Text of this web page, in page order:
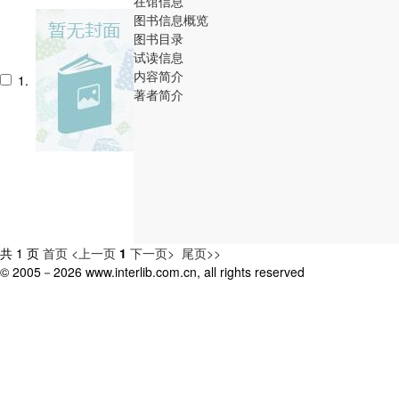
1.
图书信息概览
图书目录
试读信息
内容简介
著者简介
共 1 页 首页 <上一页 1 下一页> 尾页>>
© 2005－ 2026 www.interlib.com.cn, all rights reserved